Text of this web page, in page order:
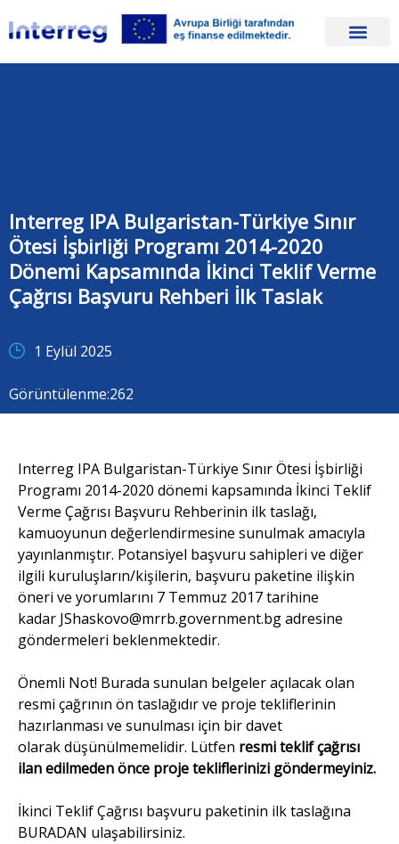
Interreg IPA Bulgaristan-Türkiye Sınır
Ötesi İşbirliği Programı 2014-2020
Dönemi Kapsamında İkinci Teklif Verme
Çağrısı Başvuru Rehberi İlk Taslak
1 Eylül 2025
Görüntülenme:262
Interreg IPA Bulgaristan-Türkiye Sınır Ötesi İşbirliği
Programı 2014-2020 dönemi kapsamında İkinci Teklif
Verme Çağrısı Başvuru Rehberinin ilk taslağı,
kamuoyunun değerlendirmesine sunulmak amacıyla
yayınlanmıştır. Potansiyel başvuru sahipleri ve diğer
ilgili kuruluşların/kişilerin, başvuru paketine ilişkin
öneri ve yorumlarını 7 Temmuz 2017 tarihine
kadar JShaskovo@mrrb.government.bg adresine
göndermeleri beklenmektedir.
Önemli Not! Burada sunulan belgeler açılacak olan
resmi çağrının ön taslağıdır ve proje tekliflerinin
hazırlanması ve sunulması için bir davet
olarak düşünülmemelidir. Lütfen resmi teklif çağrısı
ilan edilmeden önce proje tekliflerinizi göndermeyiniz.
İkinci Teklif Çağrısı başvuru paketinin ilk taslağına
BURADAN ulaşabilirsiniz.